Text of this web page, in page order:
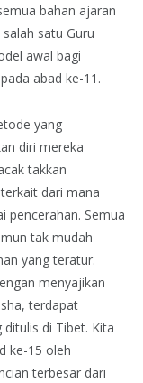
bahan ajaran
satu Guru
awal bagi
abad ke-11.
yang
diri mereka
takkan
dari mana
pencerahan. Semua
tak mudah
yang teratur.
menyajikan
terdapat
di Tibet. Kita
ke-15 oleh
terbesar dari